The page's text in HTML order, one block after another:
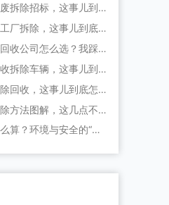
武侯化工厂报废拆除招标，这事儿到底值不值得干？
嘉兴南湖区化工厂拆除，这事儿到底怎么干才安全？
兴化工厂拆除回收公司怎么选？我踩过的坑和总结的经验
南通化工厂回收拆除车辆，这事儿到底该怎么干？
桂林化工厂拆除回收，这事儿到底怎么干才不踩坑？
化工厂吊架拆除方法图解，这几点不注意真会出大事
这笔账到底怎么算？环境与安全的“硬道理”